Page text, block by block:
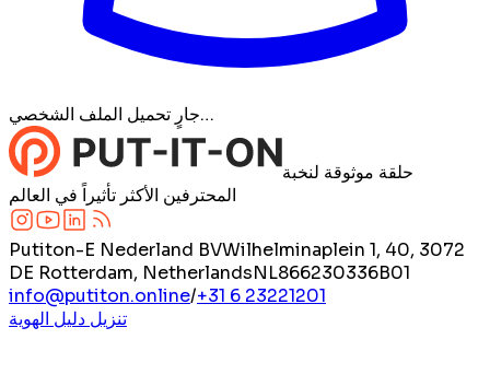
جارٍ تحميل الملف الشخصي…
حلقة موثوقة لنخبة
المحترفين الأكثر تأثيراً في العالم
Putiton-E Nederland BVWilhelminaplein 1, 40, 3072
DE Rotterdam, NetherlandsNL866230336B01
info@putiton.online/+31 6 23221201
تنزيل دليل الهوية